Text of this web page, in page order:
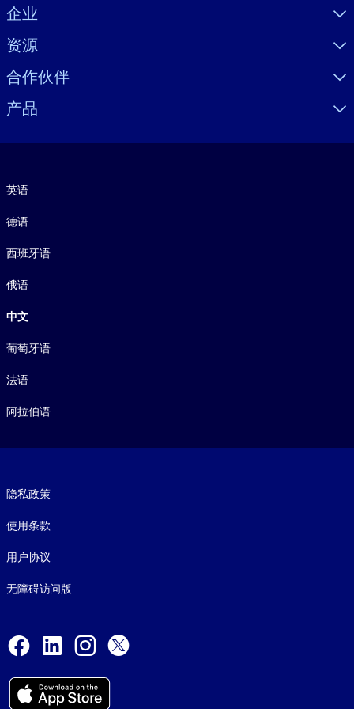
Visually hidden Text
企业
资源
合作伙伴
产品
英语
德语
西班牙语
俄语
中文
葡萄牙语
法语
阿拉伯语
隐私政策
使用条款
用户协议
无障碍访问版
Facebook
LinkedInInstagram